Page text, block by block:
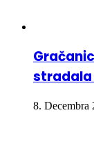
stradala
8. Decembra